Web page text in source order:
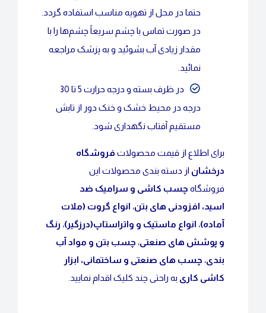
حتما در محل از تهویه مناسب استفاده گردد.
در صورت تماس با چشم سریعاً چشم‌ها را با
مقدار زیادی آب بشوئید و به پزشک مراجعه
نمائید.
در ظرف بسته و درجه حرارت 5 تا 30
درجه در محیط خشک و خنک دور از تابش
مستقیم آفتاب نگهداری شود.
برای اطلاع از قیمت محصولات فروشگاه
درخشان از دسته بندی محصولات این
فروشگاه چسب کاشی و سرامیک ضد
اسید، افزودنی های بتن، انواع گروت (ملات
آماده)، انواع ماستیک و واتراستاپ(درزگیر)، رنگ
و پوشش های صنعتی، چسب بتن و مواد آب
بندی، چسب های صنعتی و ساختمانی، ابزار
کاشی کاری به راحتی چند کلیک اقدام نمایید.